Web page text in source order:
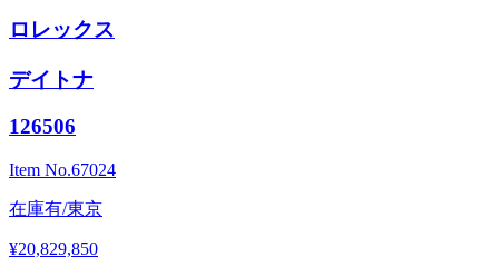
ロレックス
デイトナ
126506
Item No.67024
在庫有/東京
¥20,829,850